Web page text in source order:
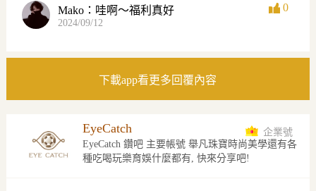
Mako：哇啊～福利真好
2024/09/12
0
下載app看更多回覆內容
EyeCatch
企業號
EyeCatch 鑽吧 主要帳號 舉凡珠寶時尚美學還有各
種吃喝玩樂育娛什麼都有, 快來分享吧!